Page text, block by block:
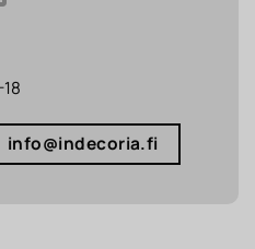
info@indecoria.fi